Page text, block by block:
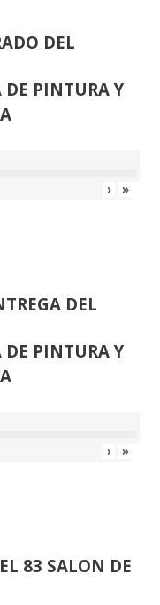
DEL
PINTURA Y
› »
DEL
PINTURA Y
› »
83 SALON DE